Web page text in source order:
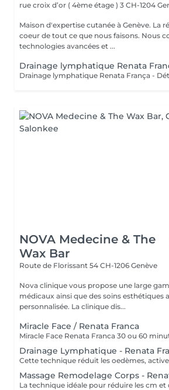
rue croix d’or ( 4ème étage ) 3 CH-1204
Maison d'expertise cutanée à Genève. La régénération est au
coeur de tout ce que nous faisons. Nous combinons expertise,
technologies avancées et ...
Drainage lymphatique Renata
NOVA Medecine & The
Wax Bar
Route de Florissant 54 CH-1206 Genève
Nova clinique vous propose une large
médicaux ainsi que des soins esthétiques
personnalisée. La clinique dis...
Miracle Face / Renata Franca
Drainage Lymphatique - Renata
Massage Remodelage Corps -